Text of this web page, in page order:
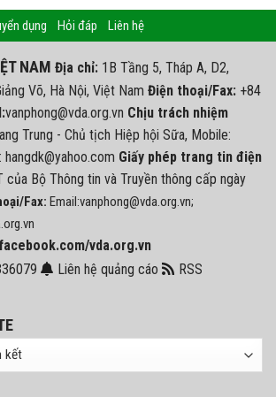
dụng Hỏi đáp Liên hệ
NAM Địa chỉ: 1B Tầng 5, Tháp A, D2,
Võ, Hà Nội, Việt Nam Điện thoại/Fax: +84
vanphong@vda.org.vn Chịu trách nhiệm
Trung - Chủ tịch Hiệp hội Sữa, Mobile:
Giấy phép trang tin điện
Bộ Thông tin và Truyền thông cấp ngày
Fax: Email:vanphong@vda.org.vn;
vda.org.vn
Liên hệ quảng cáo RSS